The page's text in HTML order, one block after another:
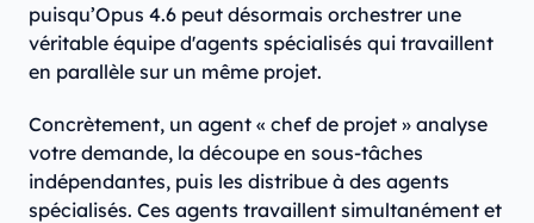
puisqu’Opus 4.6 peut désormais orchestrer une
véritable équipe d'agents spécialisés qui travaillent
en parallèle sur un même projet.
Concrètement, un agent « chef de projet » analyse
votre demande, la découpe en sous-tâches
indépendantes, puis les distribue à des agents
spécialisés. Ces agents travaillent simultanément et